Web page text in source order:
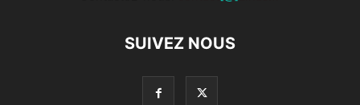
SUIVEZ NOUS